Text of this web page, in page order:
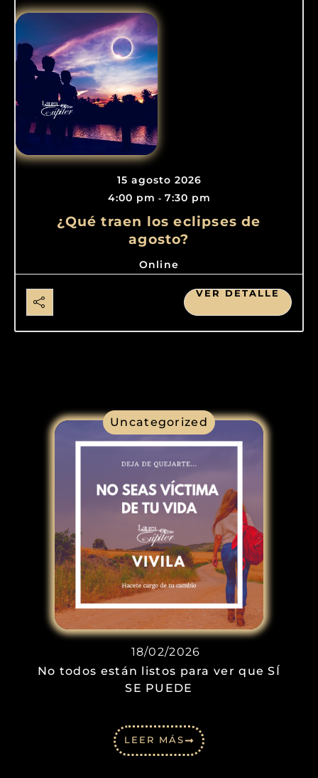
15 agosto 2026
4:00 pm - 7:30 pm
¿Qué traen los eclipses de
agosto?
Online
VER DETALLE
Uncategorized
18/02/2026
No todos están listos para ver que SÍ
SE PUEDE
LEER MÁS